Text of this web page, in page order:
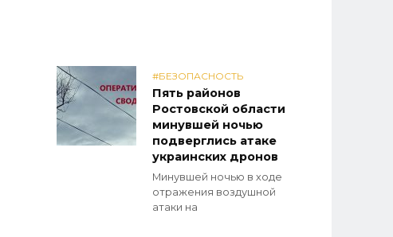
#БЕЗОПАСНОСТЬ
Пять районов
Ростовской области
минувшей ночью
подверглись атаке
украинских дронов
Минувшей ночью в ходе
отражения воздушной
атаки на